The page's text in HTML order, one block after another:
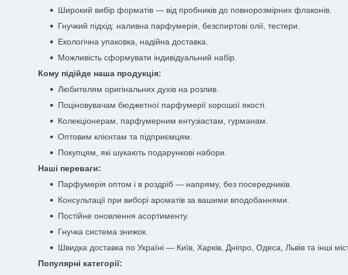
Широкий вибір форматів — від пробників до повнорозмірних флаконів.
Гнучкий підхід: наливна парфумерія, безспиртові олії, тестери.
Екологічна упаковка, надійна доставка.
Можливість сформувати індивідуальний набір.
Кому підійде наша продукція:
Любителям оригінальних духів на розлив.
Поціновувачам бюджетної парфумерії хорошої якості.
Колекціонерам, парфумерним ентузіастам, гурманам.
Оптовим клієнтам та підприємцям.
Покупцям, які шукають подарункові набори.
Наші переваги:
Парфумерія оптом і в роздріб — напряму, без посередників.
Консультації при виборі ароматів за вашими вподобаннями.
Постійне оновлення асортименту.
Гнучка система знижок.
Швидка доставка по Україні — Київ, Харків, Дніпро, Одеса, Львів та інші
Популярні категорії: